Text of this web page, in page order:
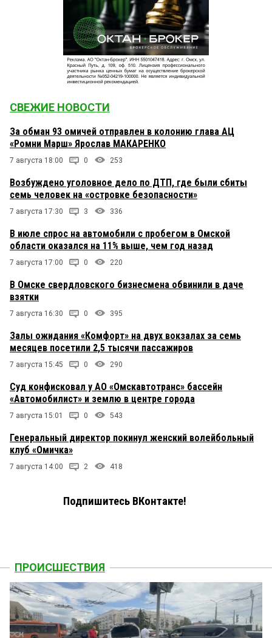
СВЕЖИЕ НОВОСТИ
За обман 93 омичей отправлен в колонию глава АЦ
«Ромни Марш» Ярослав МАКАРЕНКО
7 августа 18:00 0 253
Возбуждено уголовное дело по ДТП, где были сбиты
семь человек на «островке безопасности»
7 августа 17:30 3 336
В июле спрос на автомобили с пробегом в Омской
области оказался на 11% выше, чем год назад
7 августа 17:00 0 220
В Омске свердловского бизнесмена обвинили в даче
взятки
7 августа 16:30 0 395
Залы ожидания «Комфорт» на двух вокзалах за семь
месяцев посетили 2,5 тысячи пассажиров
7 августа 15:45 0 290
Суд конфисковал у АО «Омскавтотранс» бассейн
«Автомобилист» и землю в центре города
7 августа 15:01 0 543
Генеральный директор покинул женский волейбольный
клуб «Омичка»
7 августа 14:00 2 418
Подпишитесь ВКонтакте!
ПРОИСШЕСТВИЯ